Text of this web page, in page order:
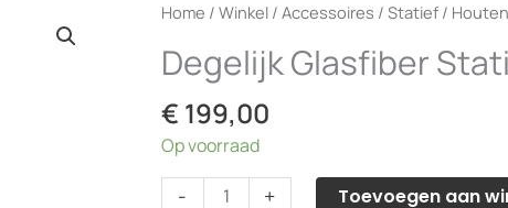
Home / Winkel/ Accessoires / Statief/
Degelijk Glasfiber
€ 199,00
Op voorraad
- + Toevoegen aan